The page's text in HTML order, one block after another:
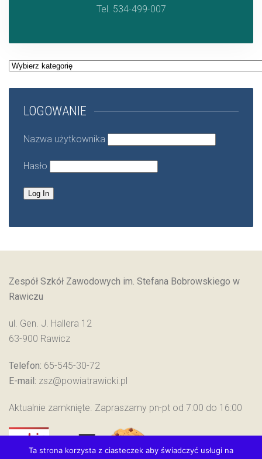
Tel. 534-499-007
Kategorie
LOGOWANIE
Nazwa użytkownika
Hasło
Zespół Szkół Zawodowych im. Stefana Bobrowskiego w
Rawiczu
ul. Gen. J. Hallera 12
63-900 Rawicz
Telefon: 65-545-30-72
E-mail: zsz@powiatrawicki.pl
Aktualnie zamknięte. Zapraszamy pn-pt od 7:00 do 16:00
Ta strona korzysta z ciasteczek aby świadczyć usługi na